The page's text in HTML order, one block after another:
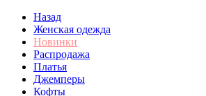
Назад
Женская одежда
Новинки
Распродажа
Платья
Джемперы
Кофты